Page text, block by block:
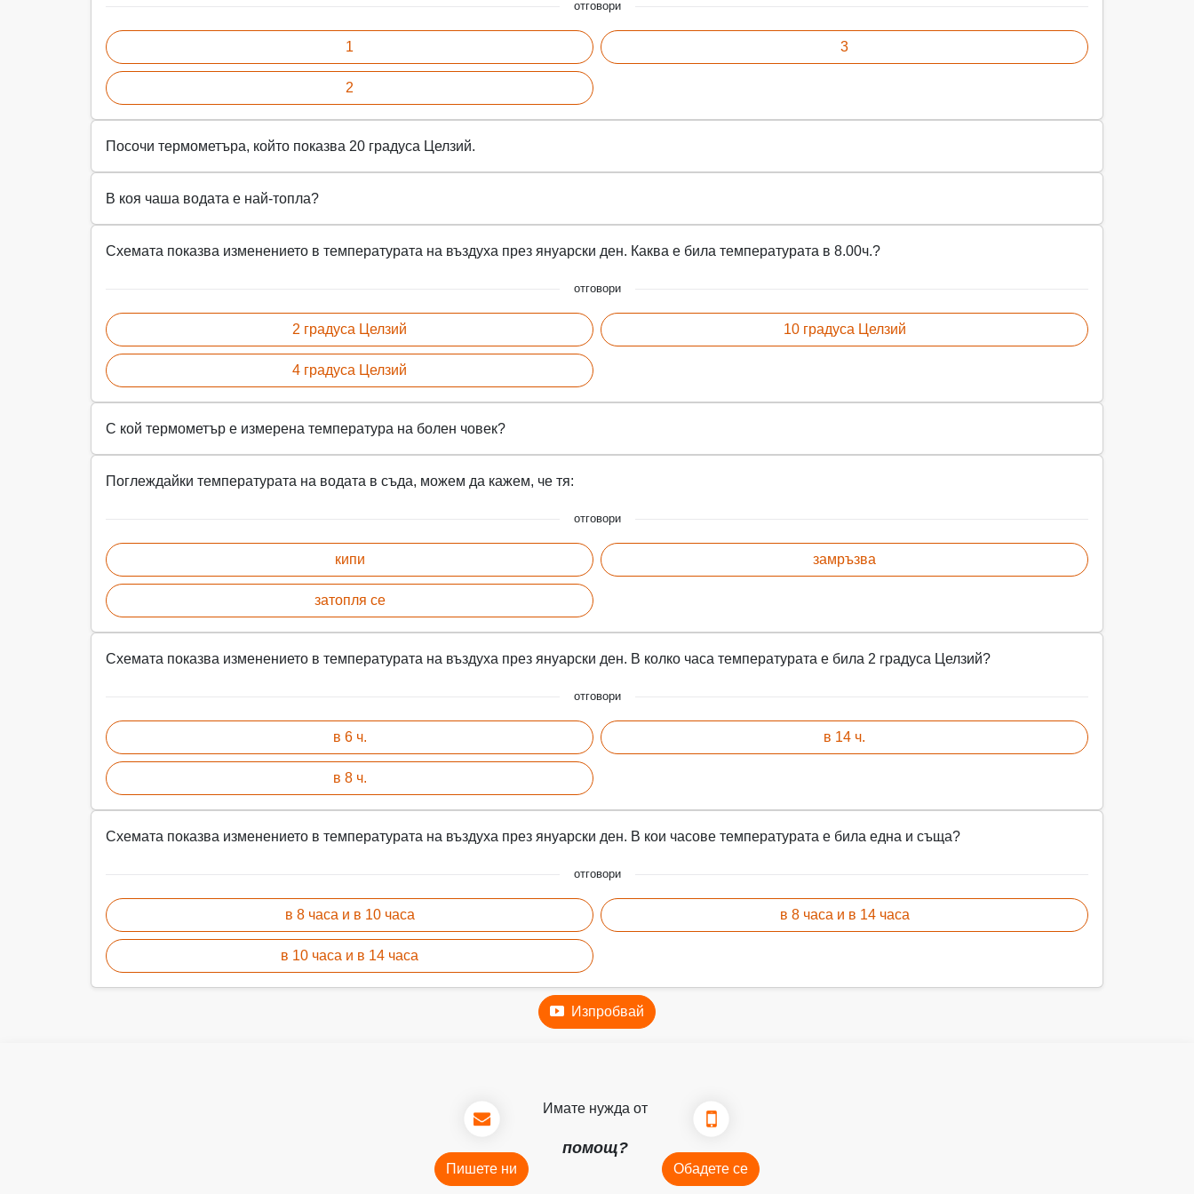
отговори
1
2
3
Посочи термометъра, който показва 20 градуса Целзий.
В коя чаша водата е най-топла?
Схемата показва изменението в температурата на въздуха през януарски ден. Каква е била температурата в 8.00ч.?
отговори
2 градуса Целзий
4 градуса Целзий
10 градуса Целзий
С кой термометър е измерена температура на болен човек?
Поглеждайки температурата на водата в съда, можем да кажем, че тя:
отговори
кипи
затопля се
замръзва
Схемата показва изменението в температурата на въздуха през януарски ден. В колко часа температурата е била 2 градуса Целзий?
отговори
в 6 ч.
в 8 ч.
в 14 ч.
Схемата показва изменението в температурата на въздуха през януарски ден. В кои часове температурата е била една и съща?
отговори
в 8 часа и в 10 часа
в 10 часа и в 14 часа
в 8 часа и в 14 часа
Изпробвай
Пишете ни
Имате нужда от
помощ?
Обадете се